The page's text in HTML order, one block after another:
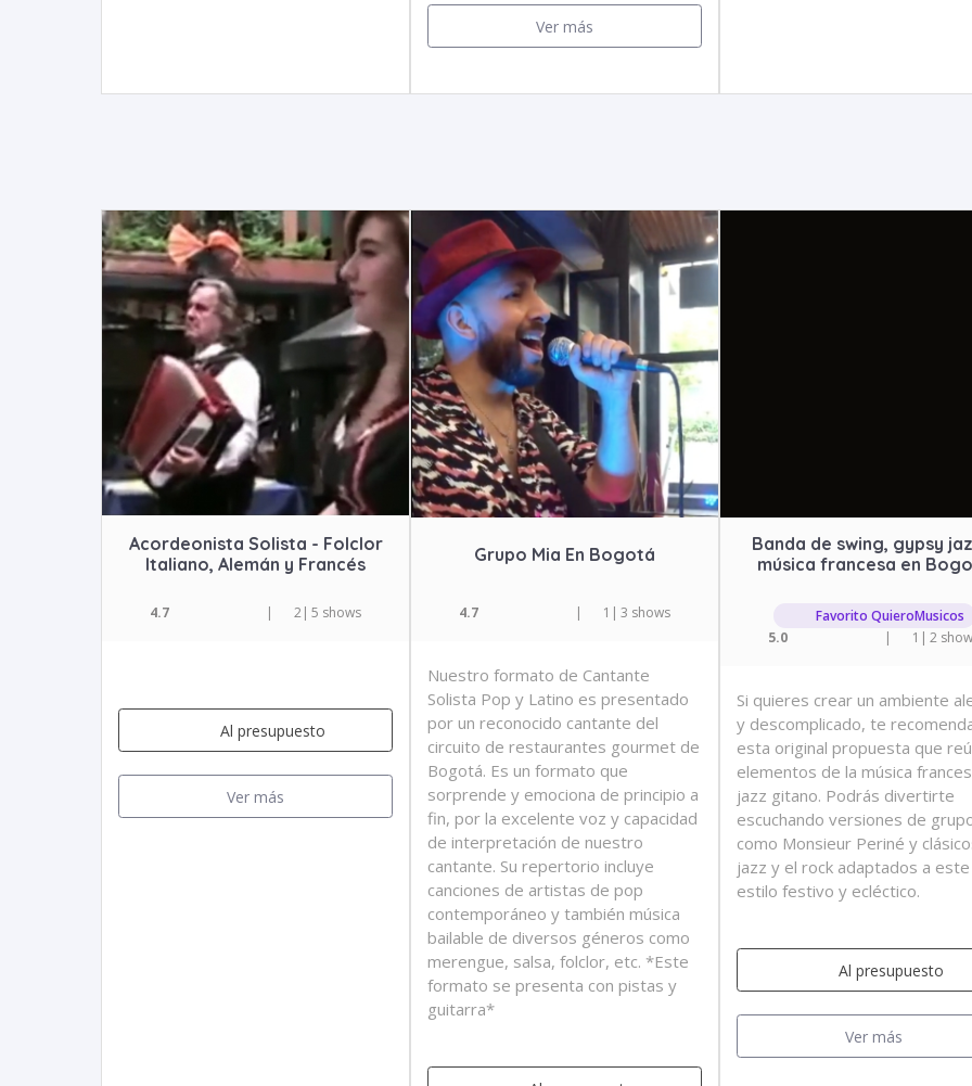
Ver más
Acordeonista Solista - Folclor
Italiano, Alemán y Francés
4.7 | 2| 5 shows
Al presupuesto
Ver más
Grupo Mia En Bogotá
4.7 | 1 | 3 shows
Nuestro formato de Cantante
Solista Pop y Latino es presentado
por un reconocido cantante del
circuito de restaurantes gourmet de
Bogotá. Es un formato que
sorprende y emociona de principio a
fin, por la excelente voz y capacidad
de interpretación de nuestro
cantante. Su repertorio incluye
canciones de artistas de pop
contemporáneo y también música
bailable de diversos géneros como
merengue, salsa, folclor, etc. *Este
formato se presenta con pistas y
guitarra*
Banda de swing, gypsy
música francesa en
Favorito QuieroMusicos
5.0
| 1 | 2
Si quieres crear un ambiente
y descomplicado, te
esta original propuesta que
elementos de la música
jazz gitano. Podrás divertirte
escuchando versiones de
como Monsieur Periné y
jazz y el rock adaptados a este
estilo festivo y ecléctico.
Al presupuesto
Ver más